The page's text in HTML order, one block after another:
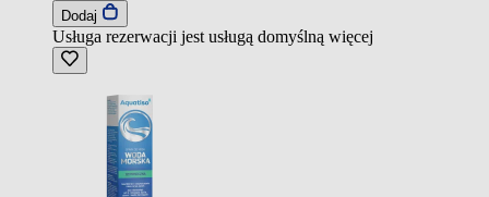
Dodaj
Usługa rezerwacji jest usługą domyślną więcej